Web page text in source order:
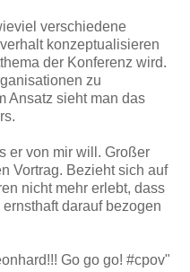
verschiedene
konzeptualisieren
der Konferenz wird.
zu
Ansatz sieht man das
er von mir will. Großer
Vortrag. Bezieht sich auf
nicht mehr erlebt, dass
darauf bezogen
Go go go! #cpov"